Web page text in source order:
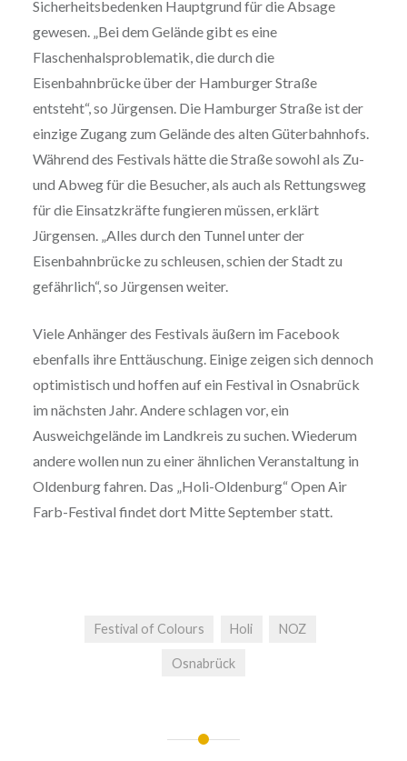
Sicherheitsbedenken Hauptgrund für die Absage
gewesen. „Bei dem Gelände gibt es eine
Flaschenhalsproblematik, die durch die
Eisenbahnbrücke über der Hamburger Straße
entsteht“, so Jürgensen. Die Hamburger Straße ist der
einzige Zugang zum Gelände des alten Güterbahnhofs.
Während des Festivals hätte die Straße sowohl als Zu-
und Abweg für die Besucher, als auch als Rettungsweg
für die Einsatzkräfte fungieren müssen, erklärt
Jürgensen. „Alles durch den Tunnel unter der
Eisenbahnbrücke zu schleusen, schien der Stadt zu
gefährlich“, so Jürgensen weiter.
Viele Anhänger des Festivals äußern im Facebook
ebenfalls ihre Enttäuschung. Einige zeigen sich dennoch
optimistisch und hoffen auf ein Festival in Osnabrück
im nächsten Jahr. Andere schlagen vor, ein
Ausweichgelände im Landkreis zu suchen. Wiederum
andere wollen nun zu einer ähnlichen Veranstaltung in
Oldenburg fahren. Das „Holi-Oldenburg“ Open Air
Farb-Festival findet dort Mitte September statt.
Festival of Colours Holi NOZ
Osnabrück